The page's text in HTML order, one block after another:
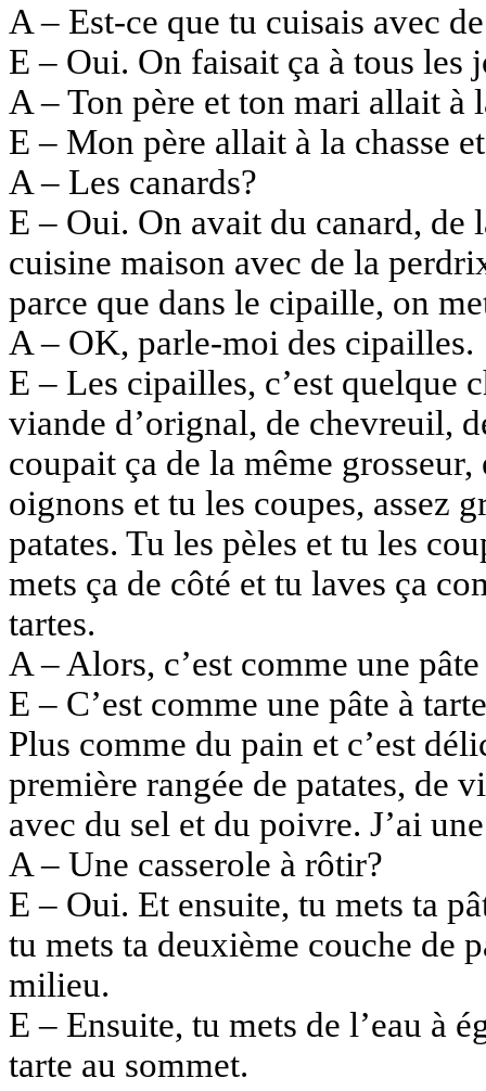
A – Est-ce que tu cuisais avec
E – Oui. On faisait ça à tous les
A – Ton père et ton mari allait à
E – Mon père allait à la chasse
A – Les canards?
E – Oui. On avait du canard,
cuisine maison avec de la
parce que dans le cipaille, on
A – OK, parle-moi des cipailles.
E – Les cipailles, c’est quelque
viande d’orignal, de chevreuil,
coupait ça de la même
oignons et tu les coupes, assez
patates. Tu les pèles et tu les
mets ça de côté et tu laves ça
tartes.
A – Alors, c’est comme une
E – C’est comme une pâte à
Plus comme du pain et c’est
première rangée de patates, de
avec du sel et du poivre. J’ai
A – Une casserole à rôtir?
E – Oui. Et ensuite, tu mets ta
tu mets ta deuxième couche de
milieu.
E – Ensuite, tu mets de l’eau à
tarte au sommet.